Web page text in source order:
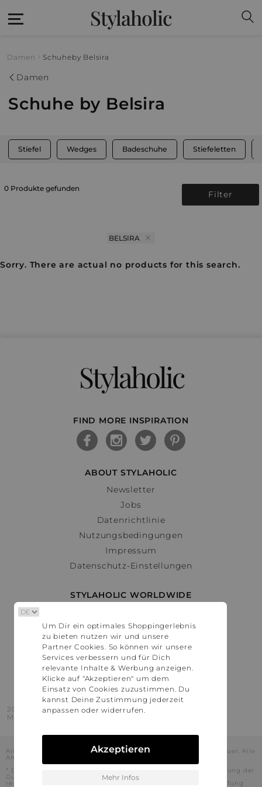
Stylaholic
Damen Schuheby Belsira
Damen
Schuhe by Belsira
Stiefel Wedges Badeschuhe Stiefeletten
0 Produkte gefunden
Filter
BELSIRA
Sorry. There are actual no products for this search.
Stylaholic
FIND MORE INSPIRATION
ABOUT STYLAHOLIC
Newsletter
Jobs
Datenrichtlinie
Nutzungsbedingungen
Impressum
Datenschutz-Einstellungen
STYLAHOLIC WORLDWIDE
Österreich
Schweiz
France
United States
2016 - 2026 © Stylaholic.
Made for you with love in munich.
Alle Preise inkl. der jeweils geltenden gesetzlichen Mehrwertsteuer. Alle
Angaben ohne Gewähr.
* Die angezeigten Preise beinhalten Rabatte, die durch die Nutzung der
Gutschein-Codes auf den Seiten unserer Partner voraussichtlich
realisiert werden können. Stylaholic führt keine vollständige Prüfung
Um Dir ein optimales Shoppingerlebnis
zu bieten nutzen wir und unsere
Partner Cookies. So können wir unsere
Services verbessern und für Dich
relevante Inhalte & Werbung anzeigen.
Klicke auf "Akzeptieren" um dem
Einsatz von Cookies zuzustimmen. Du
kannst Deine Zustimmung jederzeit
anpassen oder widerrufen.
Akzeptieren
Mehr Infos